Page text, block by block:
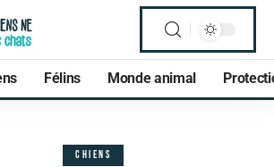
Félins Monde animal
CHIENS